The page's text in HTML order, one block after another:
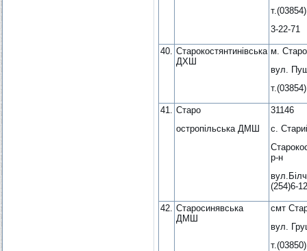
3-22-71
40. Старокостянтинівська
ДХШ
м.
вул.
41. Старо
остропільська ДМШ
31146
с.
р-н
(254)6-
42. Старосинявська
ДМШ
смт
вул.